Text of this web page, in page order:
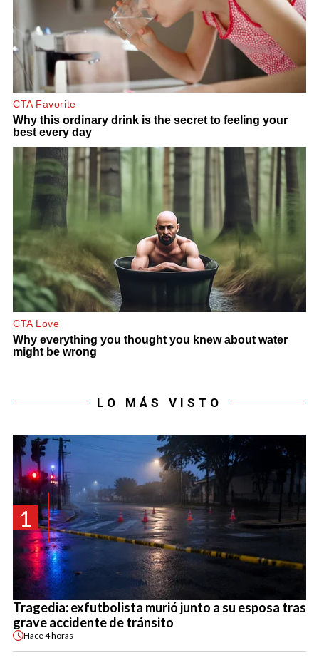
LO MÁS VISTO
1
Tragedia: exfutbolista murió junto a su esposa tras
grave accidente de tránsito
Hace4 horas